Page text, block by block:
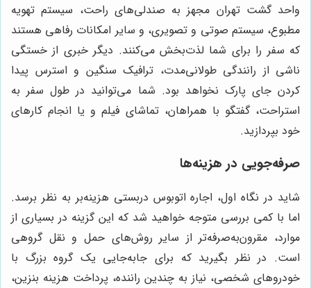
واحد گشت تهران مجهز به صندلی‌های راحت، سیستم تهویه
مطبوع، سیستم صوتی و تصویری، و سایر امکانات رفاهی هستند
که سفر را برای شما لذت‌بخش می‌کنند. دیگر خبری از خستگی
ناشی از رانندگی طولانی‌مدت، ترافیک سنگین و استرس پیدا
کردن جای پارک نخواهد بود. شما می‌توانید در طول سفر به
استراحت، گفتگو با همراهان، تماشای فیلم و یا انجام کارهای
خود بپردازید.
صرفه‌جویی در هزینه‌ها
شاید در نگاه اول، اجاره اتوبوس دربستی هزینه‌بر به نظر برسد.
اما با کمی بررسی متوجه خواهید شد که این گزینه در بسیاری از
موارد، مقرون‌به‌صرفه‌تر از سایر روش‌های حمل و نقل گروهی
است. در نظر بگیرید که برای جابه‌جایی یک گروه بزرگ با
خودروهای شخصی، نیاز به چندین راننده، پرداخت هزینه بنزین،